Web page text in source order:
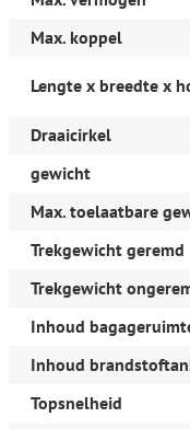
Facelift
Halogeen mistlampen
Houten versnellingspook
Koplampreiniging
Mistlamp
NETTE STAAT
Prachtige configuratie
RIJDT EN SCHAKELT
VOLLEDIG
Meer informatie
Laadvermogen:647 kg
Wielbasis: 266 cm
Emissieklasse:
Max. koppel
Lengte x breedte x
Draaicirkel
gewicht
Max. toelaatbare
Trekgewicht geremd
Trekgewicht
Inhoud
Inhoud
Topsnelheid